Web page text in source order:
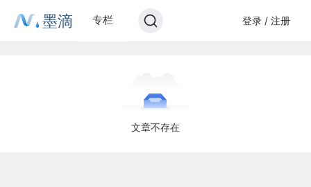
墨滴 专栏 登录 / 注册
文章不存在